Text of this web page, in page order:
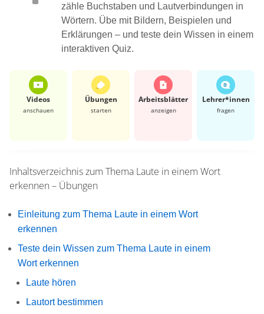
zähle Buchstaben und Lautverbindungen in
Wörtern. Übe mit Bildern, Beispielen und
Erklärungen – und teste dein Wissen in einem
interaktiven Quiz.
Videos
anschauen
Übungen
starten
Arbeits­blätter
anzeigen
Lehrer*​innen
fragen
Inhaltsverzeichnis zum Thema Laute in einem Wort
erkennen – Übungen
Einleitung zum Thema Laute in einem Wort
erkennen
Teste dein Wissen zum Thema Laute in einem
Wort erkennen
Laute hören
Lautort bestimmen